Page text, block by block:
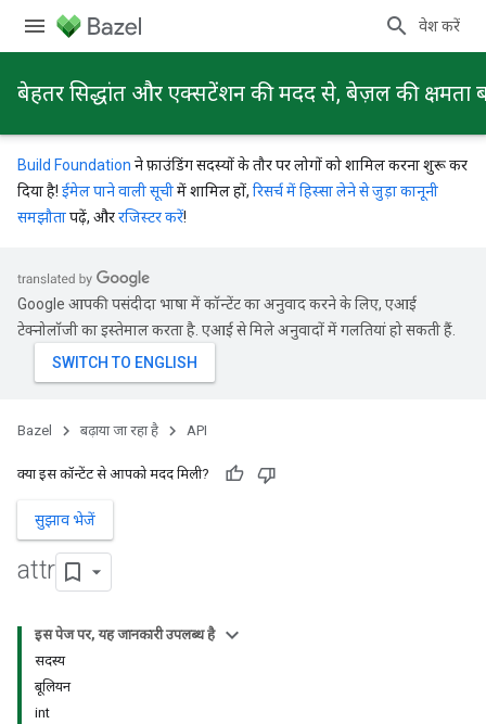
प्रवेश करें
बेहतर सिद्धांत और एक्सटेंशन की मदद से, बेज़ल की क्षमता
Build Foundation ने फ़ाउंडिंग सदस्यों के तौर पर लोगों को शामिल करना शुरू कर
दिया है! ईमेल पाने वाली सूचीमें शामिल हों, रिसर्च में हिस्सा लेने से जुड़ा कानूनी
समझौतापढ़ें, औररजिस्टर करें!
Google आपकी पसंदीदा भाषा में कॉन्टेंट का अनुवाद करने के लिए, एआई
टेक्नोलॉजी का इस्तेमाल करता है. एआई से मिले अनुवादों में गलतियां हो सकती हैं.
Bazel बढ़ाया जा रहा है API
क्या इस कॉन्टेंट से आपको मदद मिली?
सुझाव भेजें
attr
इस पेज पर, यह जानकारी उपलब्ध है
सदस्य
बूलियन
int